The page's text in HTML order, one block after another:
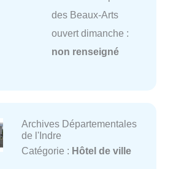
des Beaux-Arts
ouvert dimanche :
non renseigné
Archives Départementales
de l'Indre
Catégorie : Hôtel de ville